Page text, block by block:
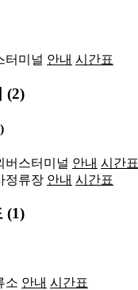
터미널 안내 시간표
(2)
버스터미널 안내 시간표
정류장 안내 시간표
(1)
소 안내 시간표